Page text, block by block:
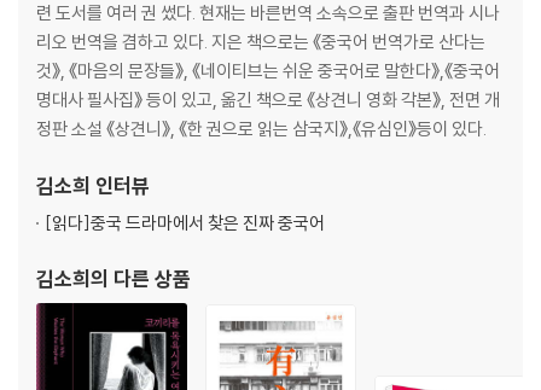
련 도서를 여러 권 썼다. 현재는 바른번역 소속으로 출판 번역과 시나
리오 번역을 겸하고 있다. 지은 책으로는 《중국어 번역가로 산다는
것》, 《마음의 문장들》, 《네이티브는 쉬운 중국어로 말한다》,《중국어
명대사 필사집》 등이 있고, 옮긴 책으로 《상견니 영화 각본》, 전면 개
정판 소설 《상견니》, 《한 권으로 읽는 삼국지》,《유심인》등이 있다.
김소희 인터뷰
[읽다]중국 드라마에서 찾은 진짜 중국어
김소희의 다른 상품